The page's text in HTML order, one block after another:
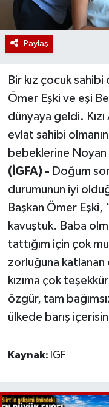
Paylaş
Bir kız çocuk
Ömer Eşki ve eşi
dünyaya geldi.
evlat sahibi
bebeklerine Noyan
(İGFA) - Doğum
durumunun iyi
Başkan Ömer
kavuştuk. Baba
tattığım için çok
zorluğuna katlanan
kızıma çok
özgür, tam
ülkede barış
Kaynak: İGF